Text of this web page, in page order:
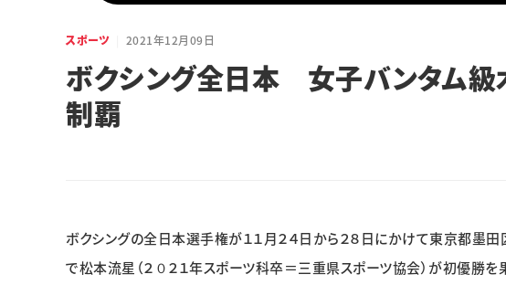
スポーツ 2021年12月09日
ボクシング全日本 女子バンタム
制覇
ボクシングの全日本選手権が１１月２４日から２８日にかけて東京都墨
で松本流星（２０２１年スポーツ科卒＝三重県スポーツ協会）が初優勝